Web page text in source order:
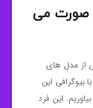
صورت می
از مدل های
بیوگرافی این
این فرد